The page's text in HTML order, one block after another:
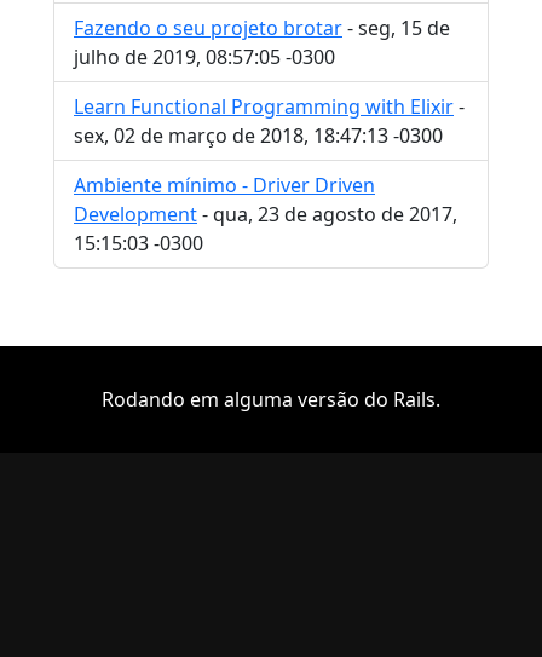
Fazendo o seu projeto brotar- seg, 15 de
julho de 2019, 08:57:05 -0300
Learn Functional Programming with Elixir-
sex, 02 de março de 2018, 18:47:13 -0300
Ambiente mínimo - Driver Driven
Development- qua, 23 de agosto de 2017,
15:15:03 -0300
Rodando em alguma versão do Rails.